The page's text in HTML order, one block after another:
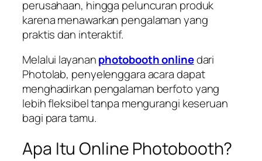
perusahaan, hingga peluncuran produk
karena menawarkan pengalaman yang
praktis dan interaktif.
Melalui layananphotobooth onlinedari
Photolab, penyelenggara acara dapat
menghadirkan pengalaman berfoto yang
lebih fleksibel tanpa mengurangi keseruan
bagi para tamu.
Apa Itu Online Photobooth?